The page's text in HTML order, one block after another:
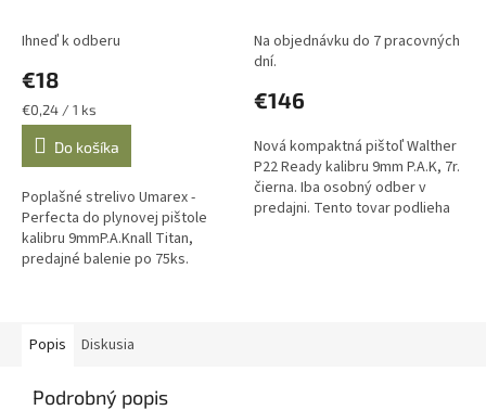
4.1323
Ihneď k odberu
€18
Jednotková
cena:
€0,24 / 1 ks
Do košíka
Poplašné strelivo Umarex -
Perfecta do plynovej pištole
kalibru 9mmP.A.Knall Titan,
predajné balenie po 75ks.
Na objednávku do 7 pracovných
dní.
€146
Nová kompaktná pištoľ Walther
P22 Ready kalibru 9mm P.A.K, 7r.
čierna. Iba osobný odber v
predajni. Tento tovar podlieha
Popis Diskusia
Podrobný popis